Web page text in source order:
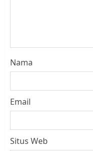
Nama
Email
Situs Web